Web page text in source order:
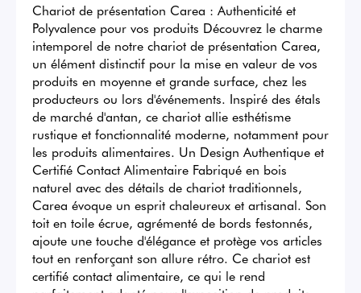
Chariot de présentation Carea : Authenticité et
Polyvalence pour vos produits Découvrez le charme
intemporel de notre chariot de présentation Carea,
un élément distinctif pour la mise en valeur de vos
produits en moyenne et grande surface, chez les
producteurs ou lors d'événements. Inspiré des étals
de marché d'antan, ce chariot allie esthétisme
rustique et fonctionnalité moderne, notamment pour
les produits alimentaires. Un Design Authentique et
Certifié Contact Alimentaire Fabriqué en bois
naturel avec des détails de chariot traditionnels,
Carea évoque un esprit chaleureux et artisanal. Son
toit en toile écrue, agrémenté de bords festonnés,
ajoute une touche d'élégance et protège vos articles
tout en renforçant son allure rétro. Ce chariot est
certifié contact alimentaire, ce qui le rend